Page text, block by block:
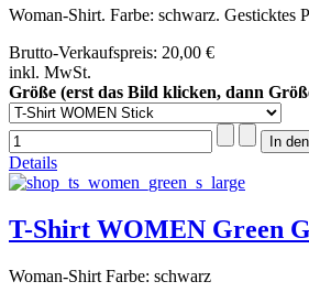
Woman-Shirt. Farbe: schwarz. Gesticktes
Brutto-Verkaufspreis: 20,00 €
inkl. MwSt.
Größe (erst das Bild klicken, dann
Details
T-Shirt WOMEN Green
Woman-Shirt Farbe: schwarz